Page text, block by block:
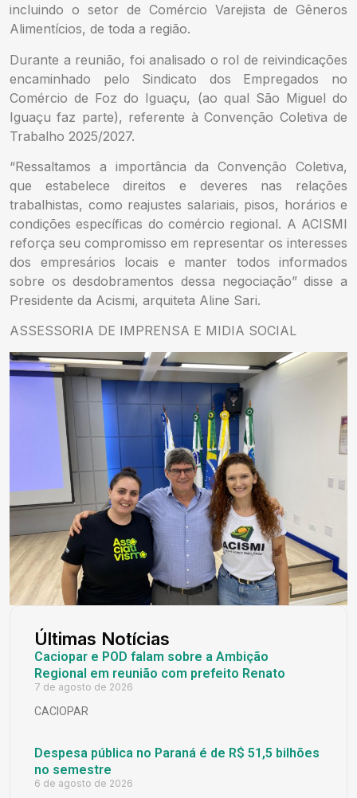
incluindo o setor de Comércio Varejista de Gêneros
Alimentícios, de toda a região.
Durante a reunião, foi analisado o rol de reivindicações
encaminhado pelo Sindicato dos Empregados no
Comércio de Foz do Iguaçu, (ao qual São Miguel do
Iguaçu faz parte), referente à Convenção Coletiva de
Trabalho 2025/2027.
“Ressaltamos a importância da Convenção Coletiva,
que estabelece direitos e deveres nas relações
trabalhistas, como reajustes salariais, pisos, horários e
condições específicas do comércio regional. A ACISMI
reforça seu compromisso em representar os interesses
dos empresários locais e manter todos informados
sobre os desdobramentos dessa negociação” disse a
Presidente da Acismi, arquiteta Aline Sari.
ASSESSORIA DE IMPRENSA E MIDIA SOCIAL
Últimas Notícias
Caciopar e POD falam sobre a Ambição
Regional em reunião com prefeito Renato
7 de agosto de 2026
CACIOPAR
Despesa pública no Paraná é de R$ 51,5 bilhões
no semestre
6 de agosto de 2026